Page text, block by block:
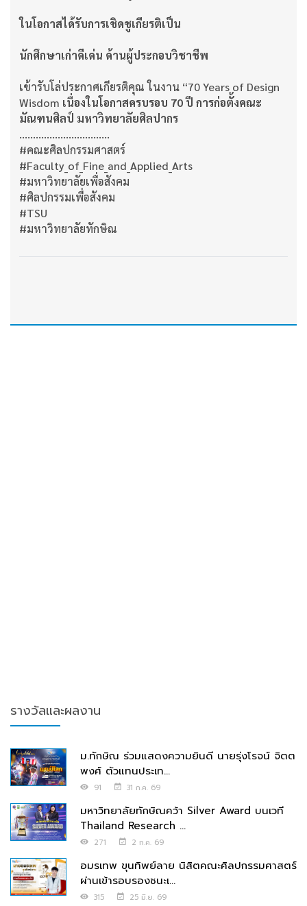
ในโอกาสได้รับการเชิดชูเกียรติเป็น
นักศึกษาเก่าดีเด่น ด้านผู้ประกอบวิชาชีพ
เข้ารับโล่ประกาศเกียรติคุณ ในงาน “70 Years of Design
Wisdom เนื่องในโอกาสครบรอบ 70 ปี การก่อตั้งคณะ
มัณฑนศิลป์ มหาวิทยาลัยศิลปากร
.................................
#คณะศิลปกรรมศาสตร์
#Faculty_of_Fine_and_Applied_Arts
#มหาวิทยาลัยเพื่อสังคม
#ศิลปกรรมเพื่อสังคม
#TSU
#มหาวิทยาลัยทักษิณ
รางวัลและผลงาน
ม.ทักษิณ ร่วมแสดงความยินดี นายรุ่งโรจน์ จิตต
พงศ์ ตัวแทนประเท...
91 31 ก.ค. 69
มหาวิทยาลัยทักษิณคว้า Silver Award บนเวที
Thailand Research ...
271 2 ก.ค. 69
อมรเทพ ขุนทิพย์ลาย นิสิตคณะศิลปกรรมศาสตร์
ผ่านเข้ารอบรองชนะเ...
315 25 มิ.ย. 69